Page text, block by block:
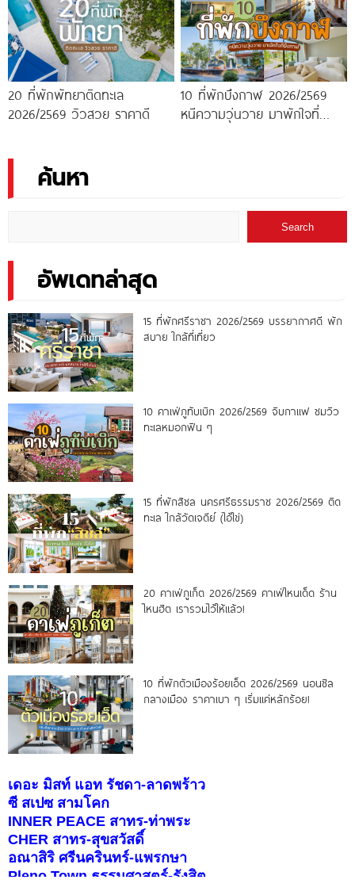
20 ที่พักพัทยาติดทะเล
2026/2569 วิวสวย ราคาดี
10 ที่พักบึงกาฬ 2026/2569
หนีความวุ่นวาย มาพักใจที่
ค้นหา
Search
อัพเดทล่าสุด
15 ที่พักศรีราชา 2026/2569 บรรยากาศดี พัก
สบาย ใกล้ที่เที่ยว
10 คาเฟ่ภูทับเบิก 2026/2569 จิบกาแฟ ชมวิว
ทะเลหมอกฟิน ๆ
15 ที่พักสิชล นครศรีธรรมราช 2026/2569 ติด
ทะเล ใกล้วัดเจดีย์ (ไอ้ไข่)
20 คาเฟ่ภูเก็ต 2026/2569 คาเฟ่ไหนเด็ด ร้าน
ไหนฮิต เรารวมไว้ให้แล้ว!
10 ที่พักตัวเมืองร้อยเอ็ด 2026/2569 นอนชิล
กลางเมือง ราคาเบา ๆ เริ่มแค่หลักร้อย!
เดอะ มิสท์ แอท รัชดา-ลาดพร้าว
ซี สเปซ สามโคก
INNER PEACE สาทร-ท่าพระ
CHER สาทร-สุขสวัสดิ์
อณาสิริ ศรีนครินทร์-แพรกษา
Pleno Town ธรรมศาสตร์-รังสิต